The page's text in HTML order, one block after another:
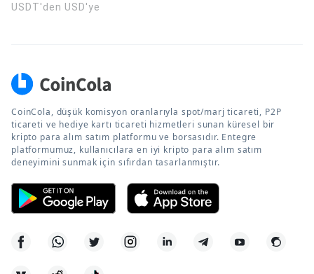
USDT'den USD'ye
CoinCola, düşük komisyon oranlarıyla spot/marj ticareti, P2P
ticareti ve hediye kartı ticareti hizmetleri sunan küresel bir
kripto para alım satım platformu ve borsasıdır. Entegre
platformumuz, kullanıcılara en iyi kripto para alım satım
deneyimini sunmak için sıfırdan tasarlanmıştır.